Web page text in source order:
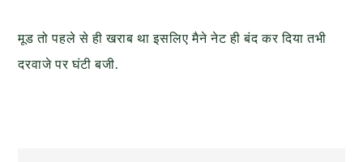
मूड तो पहले से ही खराब था इसलिए मैने नेट ही बंद कर दिया तभी
दरवाजे पर घंटी बजी.